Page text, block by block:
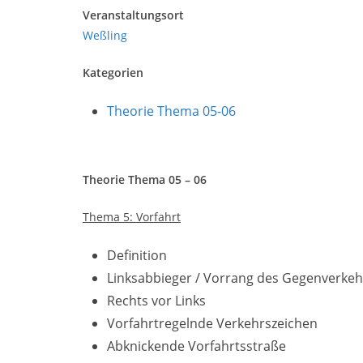
Veranstaltungsort
Weßling
Kategorien
Theorie Thema 05-06
Theorie Thema 05 – 06
Thema 5: Vorfahrt
Definition
Linksabbieger / Vorrang des
Rechts vor Links
Vorfahrtregelnde Verkehrszeichen
Abknickende Vorfahrtsstraße